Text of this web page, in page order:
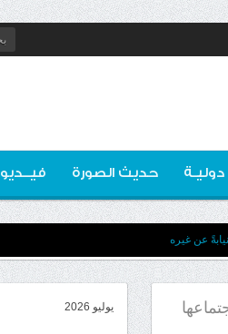
دوليـة حديث الصورة فيــديو
عن غيره
يوليو 2026